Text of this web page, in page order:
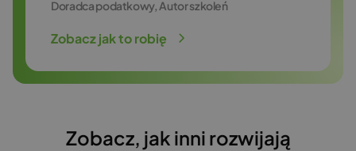
Doradca podatkowy, Autor szkoleń
Zobacz jak to robię
Zobacz, jak inni rozwijają